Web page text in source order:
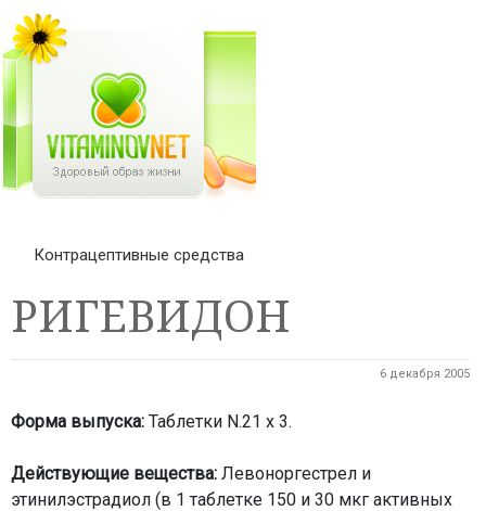
Контрацептивные средства
РИГЕВИДОН
6 декабря 2005
Форма выпуска: Таблетки N.21 х 3.
Действующие вещества: Левоноргестрел и
этинилэстрадиол (в 1 таблетке 150 и 30 мкг активных